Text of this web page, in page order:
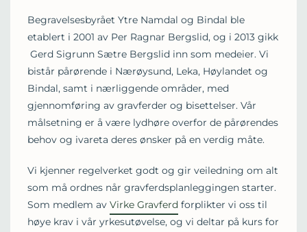
Begravelsesbyrået Ytre Namdal og Bindal ble
etablert i 2001 av Per Ragnar Bergslid, og i 2013 gikk
Gerd Sigrunn Sætre Bergslid inn som medeier. Vi
bistår pårørende i Nærøysund, Leka, Høylandet og
Bindal, samt i nærliggende områder, med
gjennomføring av gravferder og bisettelser. Vår
målsetning er å være lydhøre overfor de pårørendes
behov og ivareta deres ønsker på en verdig måte.
Vi kjenner regelverket godt og gir veiledning om alt
som må ordnes når gravferdsplanleggingen starter.
Som medlem av Virke Gravferd forplikter vi oss til
høye krav i vår yrkesutøvelse, og vi deltar på kurs for